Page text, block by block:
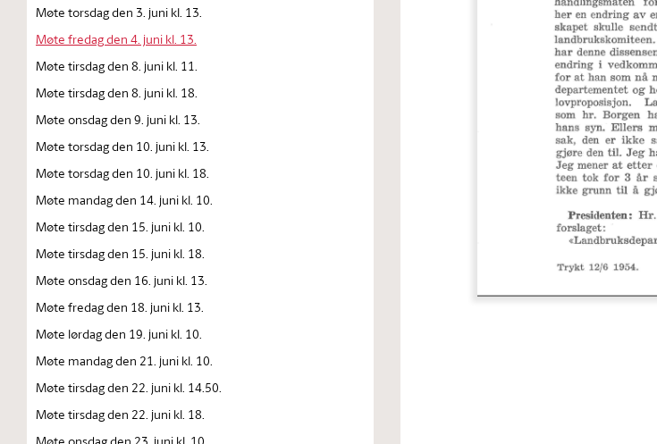
Møte torsdag den 3. juni kl. 13.
Møte fredag den 4. juni kl. 13.
Møte tirsdag den 8. juni kl. 11.
Møte tirsdag den 8. juni kl. 18.
Møte onsdag den 9. juni kl. 13.
Møte torsdag den 10. juni kl. 13.
Møte torsdag den 10. juni kl. 18.
Møte mandag den 14. juni kl. 10.
Møte tirsdag den 15. juni kl. 10.
Møte tirsdag den 15. juni kl. 18.
Møte onsdag den 16. juni kl. 13.
Møte fredag den 18. juni kl. 13.
Møte lørdag den 19. juni kl. 10.
Møte mandag den 21. juni kl. 10.
Møte tirsdag den 22. juni kl. 14.50.
Møte tirsdag den 22. juni kl. 18.